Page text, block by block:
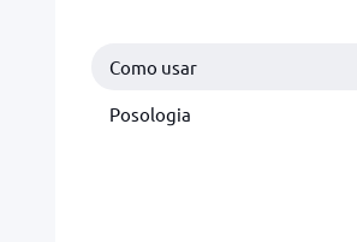
Como usar
Posologia